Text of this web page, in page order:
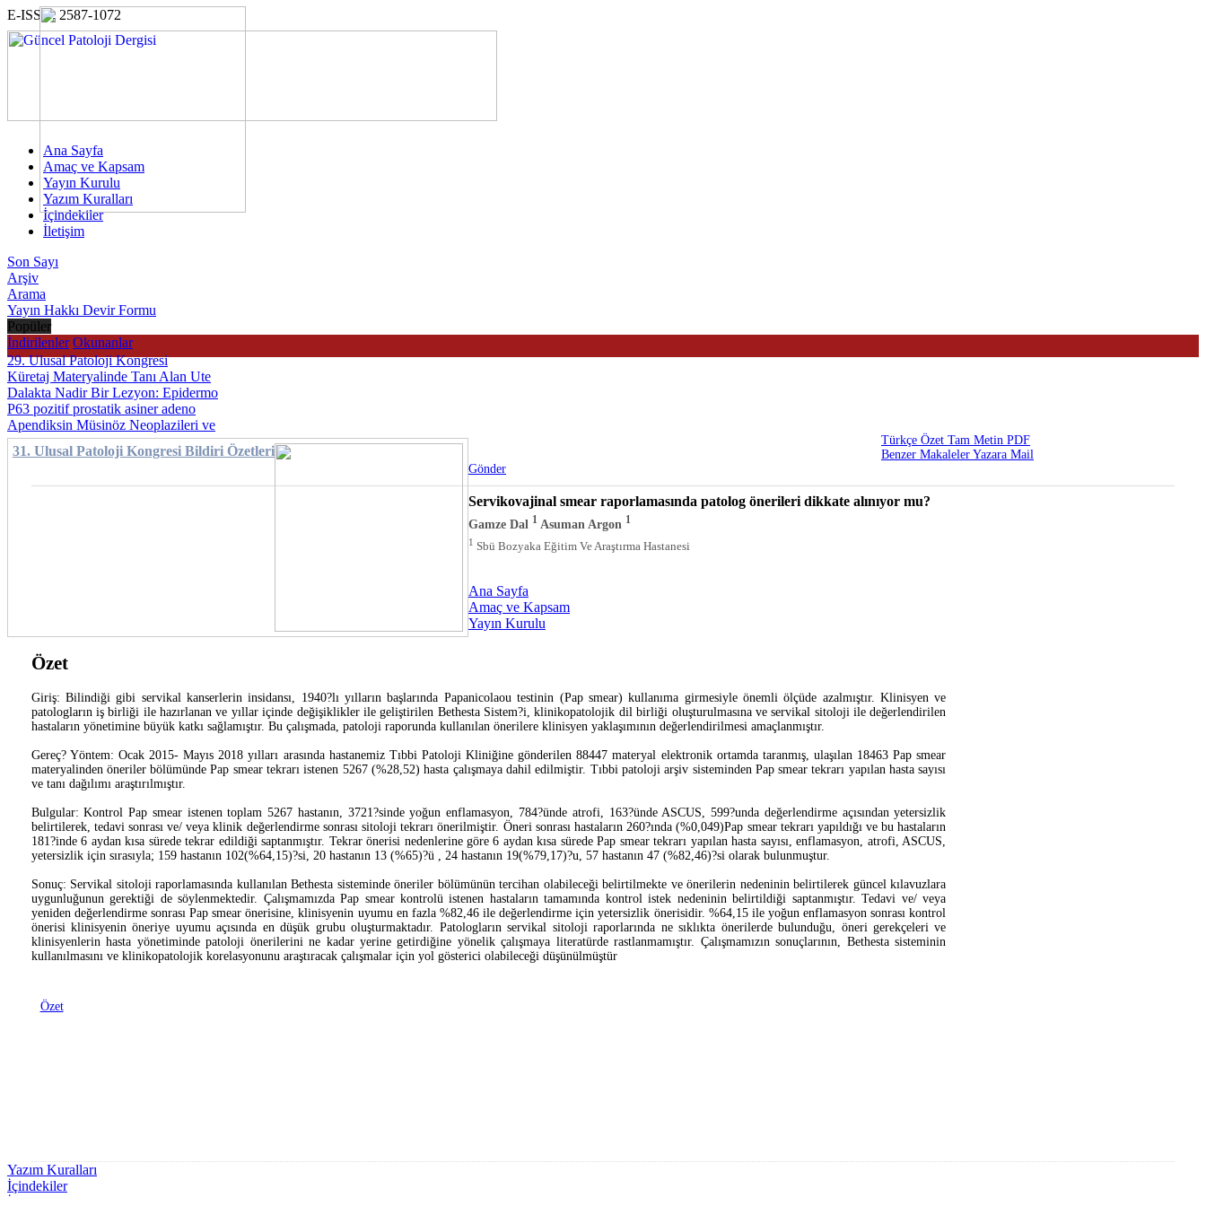
E-ISSN: 2587-1072
Ana Sayfa
Amaç ve Kapsam
Yayın Kurulu
Yazım Kuralları
İçindekiler
İletişim
Son Sayı
Arşiv
Arama
Yayın Hakkı Devir Formu
Popüler
İndirilenler Okunanlar
29. Ulusal Patoloji Kongresi
Küretaj Materyalinde Tanı Alan Ute
Dalakta Nadir Bir Lezyon: Epidermo
P63 pozitif prostatik asiner adeno
Apendiksin Müsinöz Neoplazileri ve
31. Ulusal Patoloji Kongresi Bildiri Özetleri
Türkçe Özet Tam Metin PDF
Benzer Makaleler Yazara Mail
Gönder
Servikovajinal smear raporlamasında patolog önerileri dikkate alınıyor mu?
Gamze Dal 1 Asuman Argon 1
1 Sbü Bozyaka Eğitim Ve Araştırma Hastanesi
Özet
Giriş: Bilindiği gibi servikal kanserlerin insidansı, 1940?lı yılların başlarında Papanicolaou testinin (Pap smear) kullanıma girmesiyle önemli ölçüde azalmıştır. Klinisyen ve
patologların iş birliği ile hazırlanan ve yıllar içinde değişiklikler ile geliştirilen Bethesta Sistem?i, klinikopatolojik dil birliği oluşturulmasına ve servikal sitoloji ile değerlendirilen
hastaların yönetimine büyük katkı sağlamıştır. Bu çalışmada, patoloji raporunda kullanılan önerilere klinisyen yaklaşımının değerlendirilmesi amaçlanmıştır.
Gereç? Yöntem: Ocak 2015- Mayıs 2018 yılları arasında hastanemiz Tıbbi Patoloji Kliniğine gönderilen 88447 materyal elektronik ortamda taranmış, ulaşılan 18463 Pap smear
materyalinden öneriler bölümünde Pap smear tekrarı istenen 5267 (%28,52) hasta çalışmaya dahil edilmiştir. Tıbbi patoloji arşiv sisteminden Pap smear tekrarı yapılan hasta sayısı
ve tanı dağılımı araştırılmıştır.
Bulgular: Kontrol Pap smear istenen toplam 5267 hastanın, 3721?sinde yoğun enflamasyon, 784?ünde atrofi, 163?ünde ASCUS, 599?unda değerlendirme açısından yetersizlik
belirtilerek, tedavi sonrası ve/ veya klinik değerlendirme sonrası sitoloji tekrarı önerilmiştir. Öneri sonrası hastaların 260?ında (%0,049)Pap smear tekrarı yapıldığı ve bu hastaların
181?inde 6 aydan kısa sürede tekrar edildiği saptanmıştır. Tekrar önerisi nedenlerine göre 6 aydan kısa sürede Pap smear tekrarı yapılan hasta sayısı, enflamasyon, atrofi, ASCUS,
yetersizlik için sırasıyla; 159 hastanın 102(%64,15)?si, 20 hastanın 13 (%65)?ü , 24 hastanın 19(%79,17)?u, 57 hastanın 47 (%82,46)?si olarak bulunmuştur.
Sonuç: Servikal sitoloji raporlamasında kullanılan Bethesta sisteminde öneriler bölümünün tercihan olabileceği belirtilmekte ve önerilerin nedeninin belirtilerek güncel kılavuzlara
uygunluğunun gerektiği de söylenmektedir. Çalışmamızda Pap smear kontrolü istenen hastaların tamamında kontrol istek nedeninin belirtildiği saptanmıştır. Tedavi ve/ veya
yeniden değerlendirme sonrası Pap smear önerisine, klinisyenin uyumu en fazla %82,46 ile değerlendirme için yetersizlik önerisidir. %64,15 ile yoğun enflamasyon sonrası kontrol
önerisi klinisyenin öneriye uyumu açısında en düşük grubu oluşturmaktadır. Patologların servikal sitoloji raporlarında ne sıklıkta önerilerde bulunduğu, öneri gerekçeleri ve
klinisyenlerin hasta yönetiminde patoloji önerilerini ne kadar yerine getirdiğine yönelik çalışmaya literatürde rastlanmamıştır. Çalışmamızın sonuçlarının, Bethesta sisteminin
kullanılmasını ve klinikopatolojik korelasyonunu araştıracak çalışmalar için yol gösterici olabileceği düşünülmüştür
Özet
Ana Sayfa
Amaç ve Kapsam
Yayın Kurulu
Yazım Kuralları
İçindekiler